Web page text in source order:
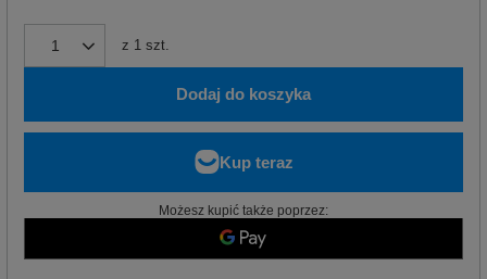
z 1 szt.
Dodaj do koszyka
Możesz kupić także poprzez: